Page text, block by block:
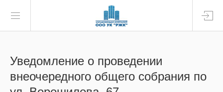
Уведомление о проведении
внеочередного общего собрания по